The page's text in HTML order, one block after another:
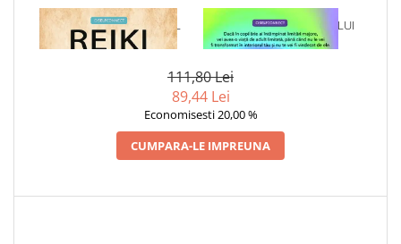
Cadouri
Carti in dar
Literatura Universala
1 x REIKI - PE INTELESUL
TUTUROR
1 x VINDECAREA COPILULUI
INTERIOR
111,80 Lei
89,44 Lei
Economisesti 20,00 %
CUMPARA-LE IMPREUNA